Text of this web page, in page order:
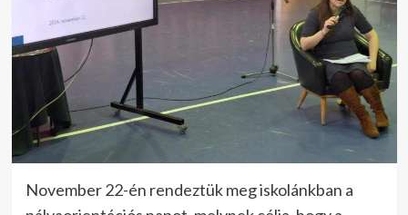
November 22-én rendeztük meg iskolánkban a